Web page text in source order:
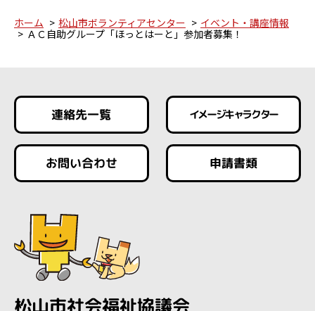
ホーム 松山市ボランティアセンター
イベント・講座情報
ＡＣ自助グループ「ほっとはーと」参加者募集！
連絡先一覧 イメージキャラクター
お問い合わせ 申請書類
松山市社会福祉協議会